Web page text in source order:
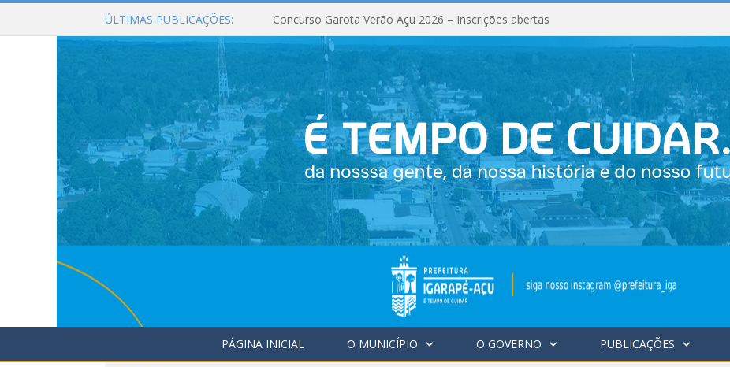
ÚLTIMAS PUBLICAÇÕES: Concurso Garota Verão Açu 2026 – Inscrições abertas
PÁGINA INICIAL O MUNICÍPIO O GOVERNO PUBLICAÇÕES